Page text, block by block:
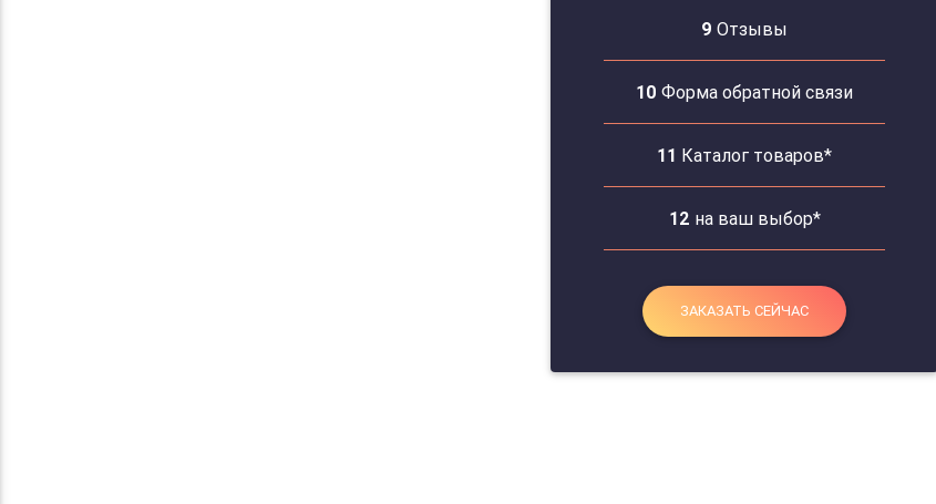
9 Отзывы
10 Форма обратной связи
11 Каталог товаров*
12 на ваш выбор*
ЗАКАЗАТЬ СЕЙЧАС